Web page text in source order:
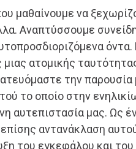
μαθαίνουμε να
Αναπτύσσουμε
όντα.
ατομικής
την παρουσία
το οποίο στην
αυτεπιστασία μας. Ως
επίσης αντανάκλαση
του εγκεφάλου και